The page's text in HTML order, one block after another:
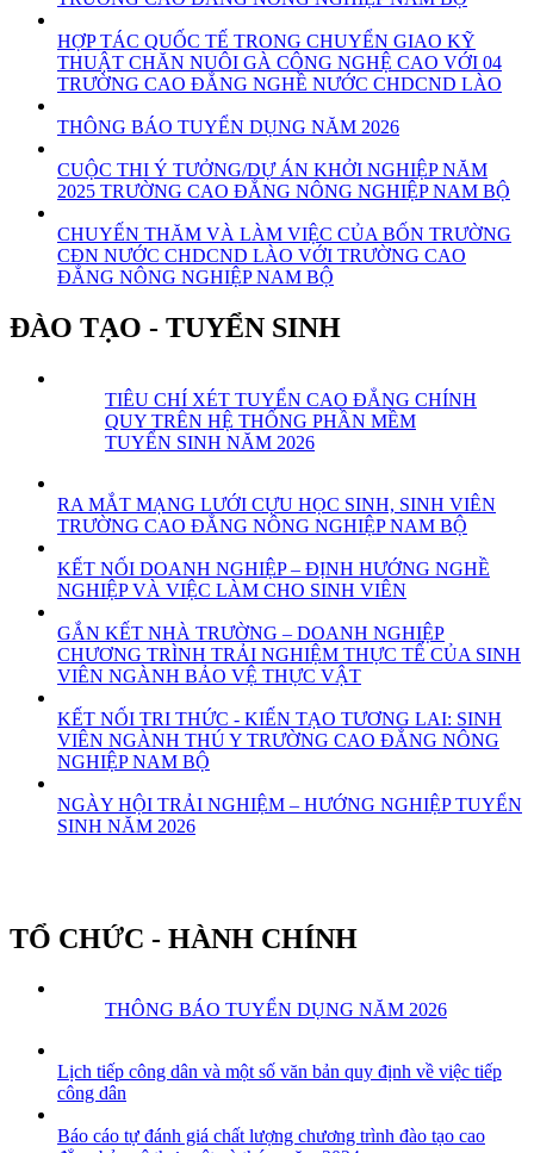
HỢP TÁC QUỐC TẾ TRONG CHUYỂN GIAO KỸ
THUẬT CHĂN NUÔI GÀ CÔNG NGHỆ CAO VỚI 04
TRƯỜNG CAO ĐẲNG NGHỀ NƯỚC CHDCND LÀO
THÔNG BÁO TUYỂN DỤNG NĂM 2026
CUỘC THI Ý TƯỞNG/DỰ ÁN KHỞI NGHIỆP NĂM
2025 TRƯỜNG CAO ĐẲNG NÔNG NGHIỆP NAM BỘ
CHUYẾN THĂM VÀ LÀM VIỆC CỦA BỐN TRƯỜNG
CĐN NƯỚC CHDCND LÀO VỚI TRƯỜNG CAO
ĐẲNG NÔNG NGHIỆP NAM BỘ
ĐÀO TẠO - TUYỂN SINH
TIÊU CHÍ XÉT TUYỂN CAO ĐẲNG CHÍNH
QUY TRÊN HỆ THỐNG PHẦN MỀM
TUYỂN SINH NĂM 2026
RA MẮT MẠNG LƯỚI CỰU HỌC SINH, SINH VIÊN
TRƯỜNG CAO ĐẲNG NÔNG NGHIỆP NAM BỘ
KẾT NỐI DOANH NGHIỆP – ĐỊNH HƯỚNG NGHỀ
NGHIỆP VÀ VIỆC LÀM CHO SINH VIÊN
GẮN KẾT NHÀ TRƯỜNG – DOANH NGHIỆP
CHƯƠNG TRÌNH TRẢI NGHIỆM THỰC TẾ CỦA SINH
VIÊN NGÀNH BẢO VỆ THỰC VẬT
KẾT NỐI TRI THỨC - KIẾN TẠO TƯƠNG LAI: SINH
VIÊN NGÀNH THÚ Y TRƯỜNG CAO ĐẲNG NÔNG
NGHIỆP NAM BỘ
NGÀY HỘI TRẢI NGHIỆM – HƯỚNG NGHIỆP TUYỂN
SINH NĂM 2026
TỔ CHỨC - HÀNH CHÍNH
THÔNG BÁO TUYỂN DỤNG NĂM 2026
Lịch tiếp công dân và một số văn bản quy định về việc tiếp
công dân
Báo cáo tự đánh giá chất lượng chương trình đào tạo cao